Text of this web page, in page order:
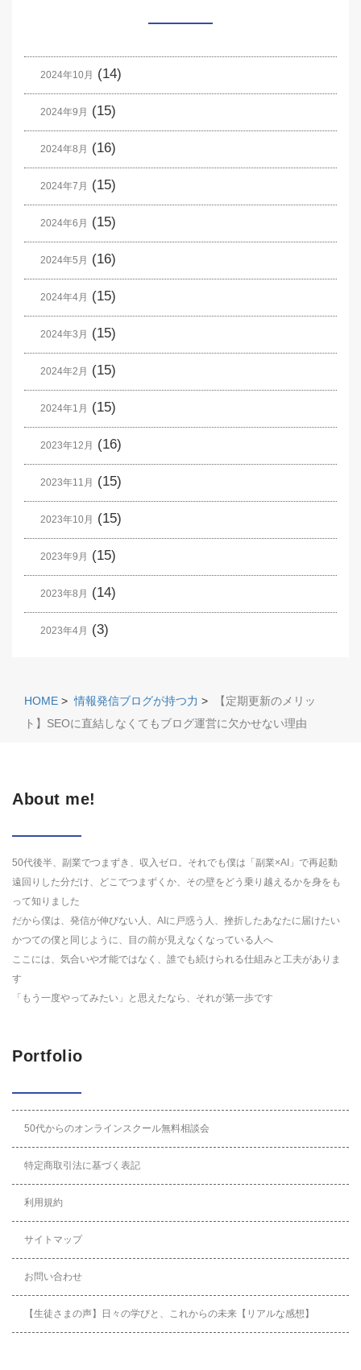
2024年10月 (14)
2024年9月 (15)
2024年8月 (16)
2024年7月 (15)
2024年6月 (15)
2024年5月 (16)
2024年4月 (15)
2024年3月 (15)
2024年2月 (15)
2024年1月 (15)
2023年12月 (16)
2023年11月 (15)
2023年10月 (15)
2023年9月 (15)
2023年8月 (14)
2023年4月 (3)
HOME >情報発信ブログが持つ力 >
【定期更新のメリッ
ト】SEOに直結しなくてもブログ運営に欠かせない理由
About me!
50代後半、副業でつまずき、収入ゼロ。それでも僕は「副業×AI」で再起動
遠回りした分だけ、どこでつまずくか、その壁をどう乗り越えるかを身をも
って知りました
だから僕は、発信が伸びない人、AIに戸惑う人、挫折したあなたに届けたい
かつての僕と同じように、目の前が見えなくなっている人へ
ここには、気合いや才能ではなく、誰でも続けられる仕組みと工夫がありま
す
「もう一度やってみたい」と思えたなら、それが第一歩です
Portfolio
50代からのオンラインスクール無料相談会
特定商取引法に基づく表記
利用規約
サイトマップ
お問い合わせ
【生徒さまの声】日々の学びと、これからの未来【リアルな感想】